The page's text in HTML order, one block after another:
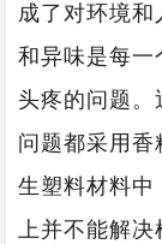
成了对环境和
和异味是每一
头疼的问题。
问题都采用
生塑料材料中
上并不能解决